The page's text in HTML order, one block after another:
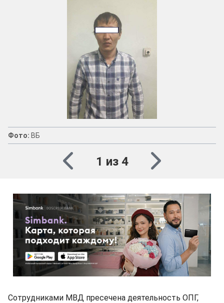
Фото: ВБ
1 из 4
Сотрудниками МВД пресечена деятельность ОПГ,